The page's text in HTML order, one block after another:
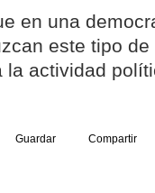
en una
este tipo
la actividad
Guardar Compartir